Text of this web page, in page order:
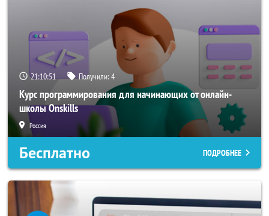
21:10:50 Получили:4
Курс программирования для начинающих от онлайн-
школы Onskills
Россия
Бесплатно ПОДРОБНЕЕ